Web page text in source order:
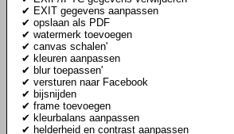
✔ EXIT gegevens aanpassen
✔ opslaan als PDF
✔ watermerk toevoegen
✔ canvas schalen'
✔ kleuren aanpassen
✔ blur toepassen'
✔ versturen naar Facebook
✔ bijsnijden
✔ frame toevoegen
✔ kleurbalans aanpassen
✔ helderheid en contrast aanpassen